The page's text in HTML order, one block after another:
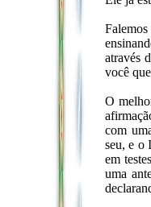
através
você
O
com
seu, e o
em
uma